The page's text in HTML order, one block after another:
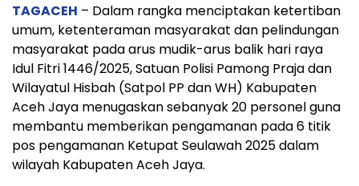
TAGACEH – Dalam rangka menciptakan ketertiban
umum, ketenteraman masyarakat dan pelindungan
masyarakat pada arus mudik-arus balik hari raya
Idul Fitri 1446/2025, Satuan Polisi Pamong Praja dan
Wilayatul Hisbah (Satpol PP dan WH) Kabupaten
Aceh Jaya menugaskan sebanyak 20 personel guna
membantu memberikan pengamanan pada 6 titik
pos pengamanan Ketupat Seulawah 2025 dalam
wilayah Kabupaten Aceh Jaya.